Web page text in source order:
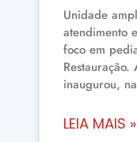
Unidade
atendimento
foco em
Restauração.
inaugurou, na
LEIA MAIS »